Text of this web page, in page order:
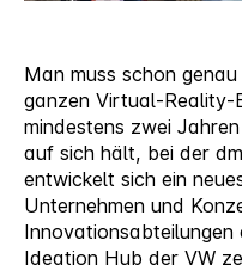
Man muss schon
ganzen Virtual-Reality-
mindestens zwei
auf sich hält, bei der
entwickelt sich ein
Unternehmen und
Ideation Hub der VW